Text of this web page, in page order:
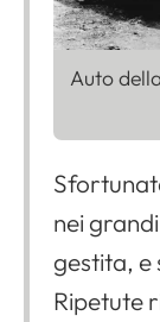
Auto
nei
gestita,
Ripetute